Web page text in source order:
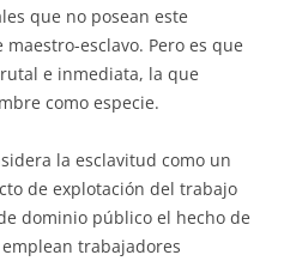
que no posean este
esclavo. Pero es que
e inmediata, la que
como especie.
la esclavitud como un
de explotación del trabajo
dominio público el hecho de
trabajadores